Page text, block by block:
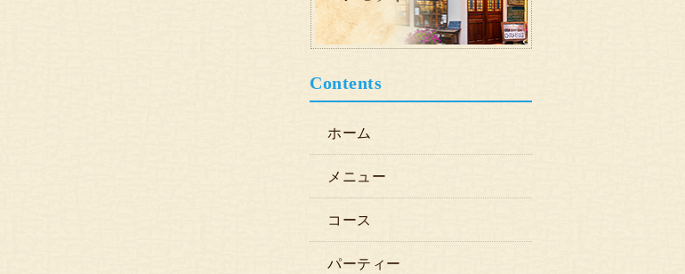
Contents
ホーム
メニュー
コース
パーティー